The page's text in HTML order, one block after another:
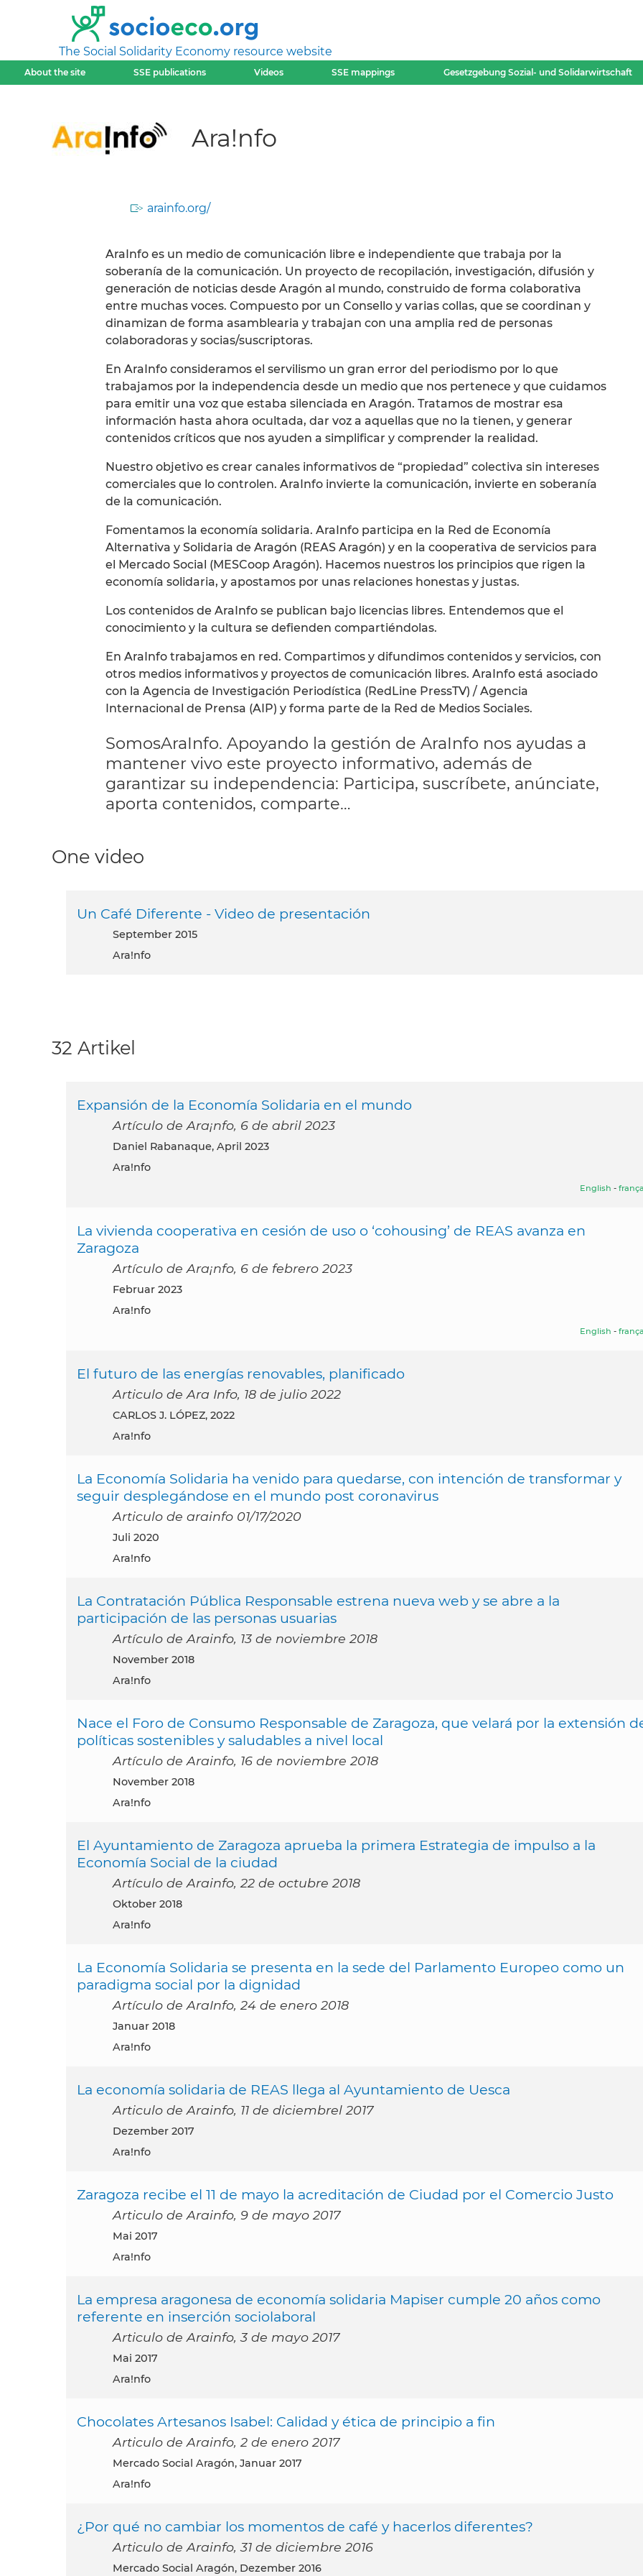
The Social Solidarity Economy resource website
About the site SSE publications Videos SSE mappings Gesetzgebung Sozial- und Solidarwirtschaft
Ara!nfo
arainfo.org/
AraInfo es un medio de comunicación libre e independiente que trabaja por la
soberanía de la comunicación. Un proyecto de recopilación, investigación, difusión y
generación de noticias desde Aragón al mundo, construido de forma colaborativa
entre muchas voces. Compuesto por un Consello y varias collas, que se coordinan y
dinamizan de forma asamblearia y trabajan con una amplia red de personas
colaboradoras y socias/suscriptoras.
En AraInfo consideramos el servilismo un gran error del periodismo por lo que
trabajamos por la independencia desde un medio que nos pertenece y que cuidamos
para emitir una voz que estaba silenciada en Aragón. Tratamos de mostrar esa
información hasta ahora ocultada, dar voz a aquellas que no la tienen, y generar
contenidos críticos que nos ayuden a simplificar y comprender la realidad.
Nuestro objetivo es crear canales informativos de “propiedad” colectiva sin intereses
comerciales que lo controlen. AraInfo invierte la comunicación, invierte en soberanía
de la comunicación.
Fomentamos la economía solidaria. AraInfo participa en la Red de Economía
Alternativa y Solidaria de Aragón (REAS Aragón) y en la cooperativa de servicios para
el Mercado Social (MESCoop Aragón). Hacemos nuestros los principios que rigen la
economía solidaria, y apostamos por unas relaciones honestas y justas.
Los contenidos de AraInfo se publican bajo licencias libres. Entendemos que el
conocimiento y la cultura se defienden compartiéndolas.
En AraInfo trabajamos en red. Compartimos y difundimos contenidos y servicios, con
otros medios informativos y proyectos de comunicación libres. AraInfo está asociado
con la Agencia de Investigación Periodística (RedLine PressTV) / Agencia
Internacional de Prensa (AIP) y forma parte de la Red de Medios Sociales.
SomosAraInfo. Apoyando la gestión de AraInfo nos ayudas a
mantener vivo este proyecto informativo, además de
garantizar su independencia: Participa, suscríbete, anúnciate,
aporta contenidos, comparte…
One video
Un Café Diferente - Video de presentación
September 2015
Ara!nfo
32 Artikel
Expansión de la Economía Solidaria en el mundo
Artículo de Ara¡nfo, 6 de abril 2023
Daniel Rabanaque, April 2023
Ara!nfo
English -
La vivienda cooperativa en cesión de uso o ‘cohousing’ de REAS avanza en
Zaragoza
Artículo de Ara¡nfo, 6 de febrero 2023
Februar 2023
Ara!nfo
English -
El futuro de las energías renovables, planificado
Articulo de Ara Info, 18 de julio 2022
CARLOS J. LÓPEZ, 2022
Ara!nfo
La Economía Solidaria ha venido para quedarse, con intención de transformar y
seguir desplegándose en el mundo post coronavirus
Articulo de arainfo 01/17/2020
Juli 2020
Ara!nfo
La Contratación Pública Responsable estrena nueva web y se abre a la
participación de las personas usuarias
Artículo de Arainfo, 13 de noviembre 2018
November 2018
Ara!nfo
Nace el Foro de Consumo Responsable de Zaragoza, que velará por la extensión
políticas sostenibles y saludables a nivel local
Artículo de Arainfo, 16 de noviembre 2018
November 2018
Ara!nfo
El Ayuntamiento de Zaragoza aprueba la primera Estrategia de impulso a la
Economía Social de la ciudad
Artículo de Arainfo, 22 de octubre 2018
Oktober 2018
Ara!nfo
La Economía Solidaria se presenta en la sede del Parlamento Europeo como un
paradigma social por la dignidad
Artículo de AraInfo, 24 de enero 2018
Januar 2018
Ara!nfo
La economía solidaria de REAS llega al Ayuntamiento de Uesca
Articulo de Arainfo, 11 de diciembrel 2017
Dezember 2017
Ara!nfo
Zaragoza recibe el 11 de mayo la acreditación de Ciudad por el Comercio Justo
Articulo de Arainfo, 9 de mayo 2017
Mai 2017
Ara!nfo
La empresa aragonesa de economía solidaria Mapiser cumple 20 años como
referente en inserción sociolaboral
Articulo de Arainfo, 3 de mayo 2017
Mai 2017
Ara!nfo
Chocolates Artesanos Isabel: Calidad y ética de principio a fin
Articulo de Arainfo, 2 de enero 2017
Mercado Social Aragón, Januar 2017
Ara!nfo
¿Por qué no cambiar los momentos de café y hacerlos diferentes?
Articulo de Arainfo, 31 de diciembre 2016
Mercado Social Aragón, Dezember 2016